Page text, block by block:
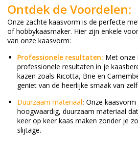
Ontdek de Voordelen:
Onze zachte kaasvorm is de perfecte
of hobbykaasmaker. Hier zijn enkele
van onze kaasvorm:
Professionele resultaten: Met onze
professionele resultaten in je
kazen zoals Ricotta, Brie en
geniet van de heerlijke smaak van
Duurzaam materiaal: Onze
hoogwaardig, duurzaam materiaal
keer op keer kaas maken zonder je
slijtage.